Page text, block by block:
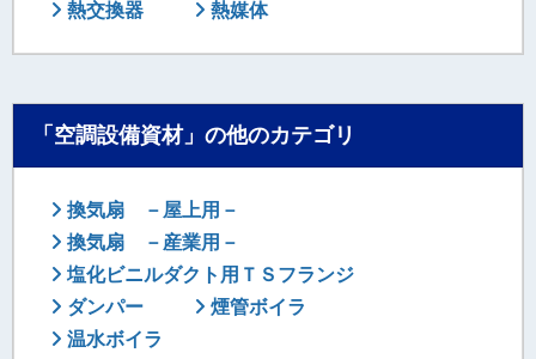
熱交換器 熱媒体
「空調設備資材」の他のカテゴリ
換気扇 －屋上用－
換気扇 －産業用－
塩化ビニルダクト用ＴＳフランジ
ダンパー
煙管ボイラ
温水ボイラ